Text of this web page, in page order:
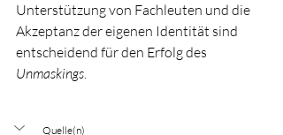
Unterstützung von Fachleuten und die
Akzeptanz der eigenen Identität sind
entscheidend für den Erfolg des
Unmaskings.
Quelle(n)